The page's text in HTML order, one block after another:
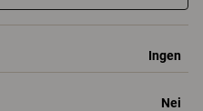
Ingen
Nei